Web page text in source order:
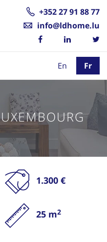
+352 27 91 88 77
info@ldhome.lu
En Fr
1.300 €
25 m2